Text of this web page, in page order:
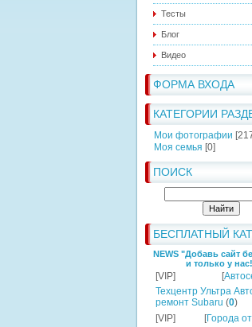
Тесты
Блог
Видео
ФОРМА ВХОДА
КАТЕГОРИИ
Мои фотографии
Моя семья [0]
ПОИСК
БЕСПЛАТНЫЙ
NEWS "Добавь сайт
и только у
[VIP] [
Техцентр Ультра
ремонт Subaru (0)
[VIP]
[Города